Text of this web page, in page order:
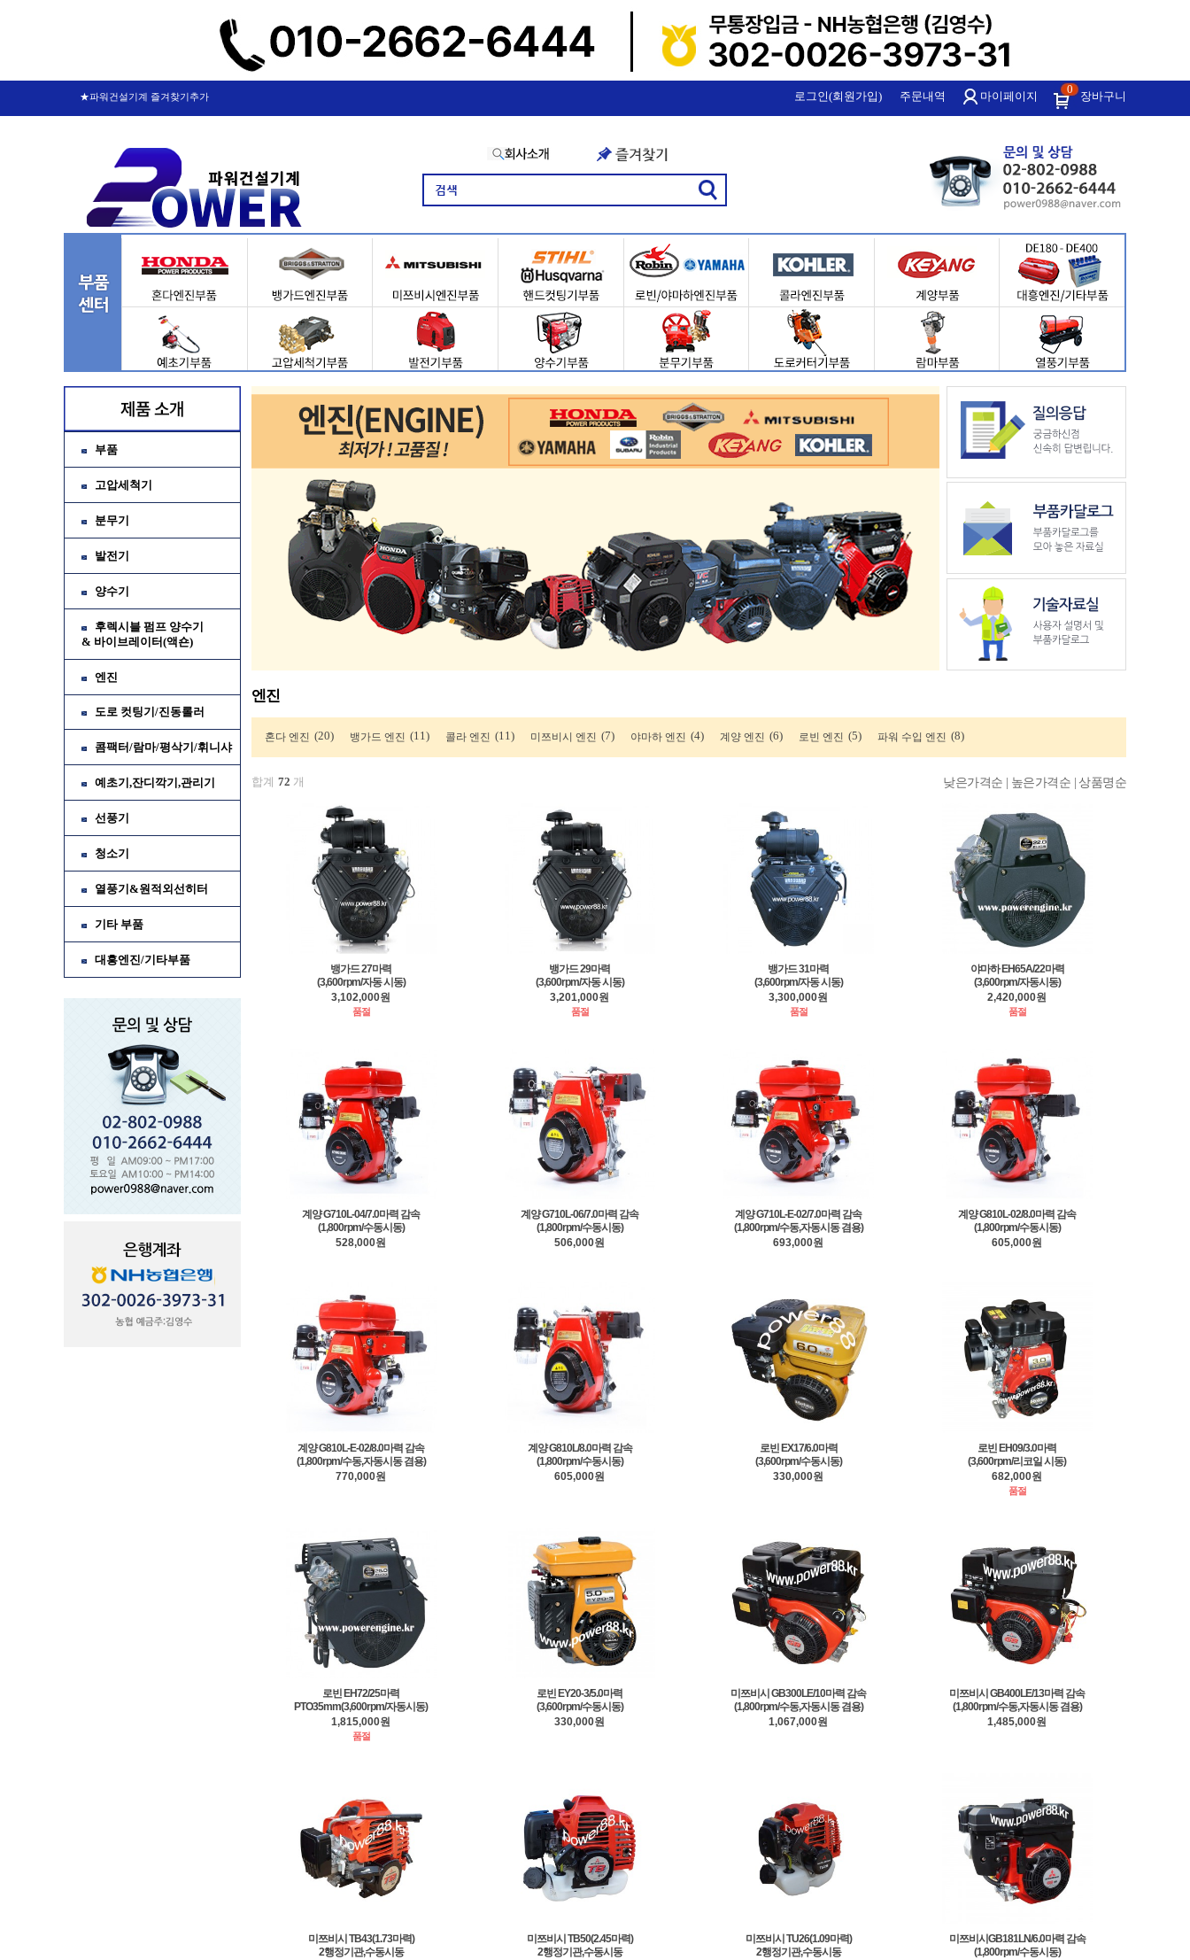
★파워건설기계 즐겨찾기추가 로그인(회원가입) 주문내역 마이페이지 장바구니
0
부품
고압세척기
분무기
발전기
양수기
후렉시블 펌프 양수기
& 바이브레이터(액숀)
엔진
도로 컷팅기/진동롤러
콤팩터/람마/평삭기/휘니샤
예초기,잔디깍기,관리기
선풍기
청소기
열풍기&원적외선히터
기타 부품
대흥엔진/기타부품
엔진
혼다 엔진 (20) 뱅가드 엔진 (11) 콜라 엔진 (11) 미쯔비시 엔진 (7) 야마하 엔진 (4) 계양 엔진 (6) 로빈 엔진 (5) 파워 수입 엔진 (8)
합계 72 개 낮은가격순 | 높은가격순 | 상품명순
뱅가드 27마력
(3,600rpm/자동 시동)
3,102,000원
품절
뱅가드 29마력
(3,600rpm/자동 시동)
3,201,000원
품절
뱅가드 31마력
(3,600rpm/자동 시동)
3,300,000원
품절
야마하 EH65A/22마력
(3,600rpm/자동시동)
2,420,000원
품절
계양 G710L-04/7.0마력 감속
(1,800rpm/수동시동)
528,000원
계양 G710L-06/7.0마력 감속
(1,800rpm/수동시동)
506,000원
계양 G710L-E-02/7.0마력 감속
(1,800rpm/수동,자동시동 겸용)
693,000원
계양 G810L-02/8.0마력 감속
(1,800rpm/수동시동)
605,000원
계양 G810L-E-02/8.0마력 감속
(1,800rpm/수동,자동시동 겸용)
770,000원
계양 G810L/8.0마력 감속
(1,800rpm/수동시동)
605,000원
로빈 EX17/6.0마력
(3,600rpm/수동시동)
330,000원
로빈 EH09/3.0마력
(3,600rpm/리코일 시동)
682,000원
품절
로빈 EH72/25마력
PTO35mm(3,600rpm/자동시동)
1,815,000원
품절
로빈 EY20-3/5.0마력
(3,600rpm/수동시동)
330,000원
미쯔비시 GB300LE/10마력 감속
(1,800rpm/수동,자동시동 겸용)
1,067,000원
미쯔비시 GB400LE/13마력 감속
(1,800rpm/수동,자동시동 겸용)
1,485,000원
미쯔비시 TB43(1.73마력)
2행정기관,수동시동
미쯔비시 TB50(2.45마력)
2행정기관,수동시동
미쯔비시 TU26(1.09마력)
2행정기관,수동시동
미쯔비시GB181LN/6.0마력 감속
(1,800rpm/수동시동)